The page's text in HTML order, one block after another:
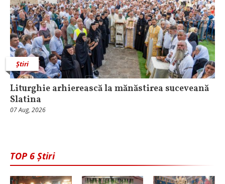
Știri
Liturghie arhierească la mănăstirea suceveană
Slatina
07 Aug, 2026
TOP 6 Știri